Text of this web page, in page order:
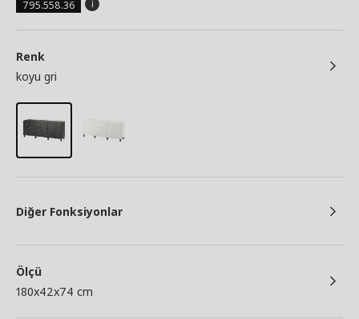
795.558.36
Renk
koyu gri
Diğer Fonksiyonlar
Ölçü
180x42x74 cm